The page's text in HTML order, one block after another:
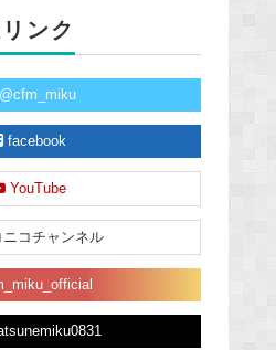
ンク
facebook
YouTube
ニコチャンネル